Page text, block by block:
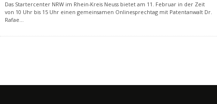
Das Startercenter NRW im Rhein-Kreis Neuss bietet am 11. Februar in der Zeit
von 10 Uhr bis 15 Uhr einen gemeinsamen Onlinesprechtag mit Patentanwalt Dr.
Rafae...